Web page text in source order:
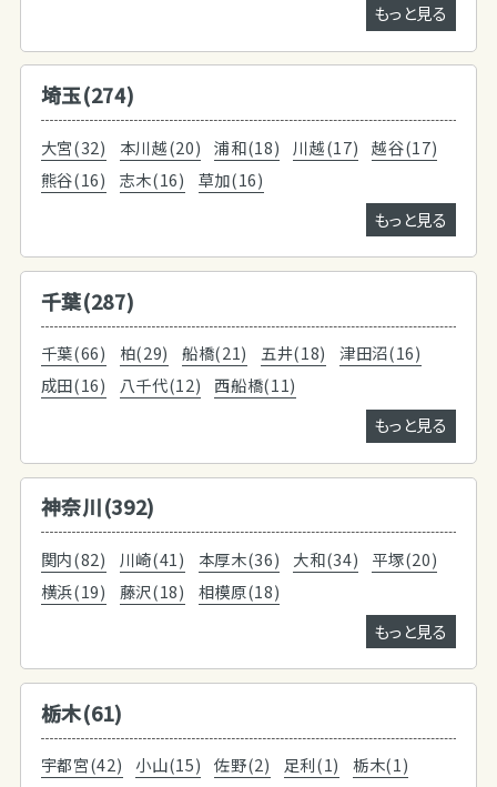
もっと見る
埼玉(274)
大宮(32) 本川越(20) 浦和(18) 川越(17)
越谷(17)
熊谷(16)
志木(16)
草加(16)
もっと見る
千葉(287)
千葉(66) 柏(29) 船橋(21) 五井(18)
津田沼(16)
成田(16)
八千代(12)
西船橋(11)
もっと見る
神奈川(392)
関内(82) 川崎(41) 本厚木(36) 大和(34)
平塚(20)
横浜(19)
藤沢(18)
相模原(18)
もっと見る
栃木(61)
宇都宮(42) 小山(15) 佐野(2) 足利(1) 栃木(1)